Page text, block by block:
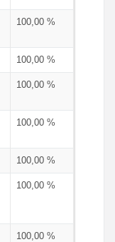
100,00 %
100,00 %
100,00 %
100,00 %
100,00 %
100,00 %
100,00 %